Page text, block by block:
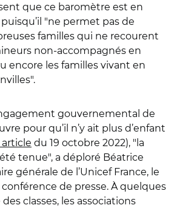
que ce baromètre est en
puisqu’il "ne permet pas de
familles qui ne recourent
non-accompagnés en
encore les familles vivant en
".
gouvernemental de
pour qu’il n’y ait plus d’enfant
du 19 octobre 2022), " la
été tenue", a déploré Béatrice
générale de l’Unicef France, le
conférence de presse. À quelques
classes, les associations